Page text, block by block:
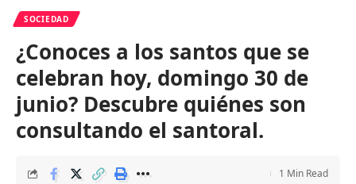
SOCIEDAD
¿Conoces a los santos que se
celebran hoy, domingo 30 de
junio? Descubre quiénes son
consultando el santoral.
1 Min Read